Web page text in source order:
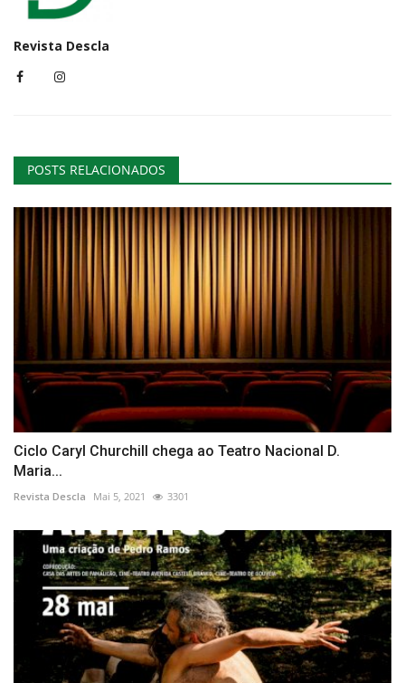
Revista Descla
POSTS RELACIONADOS
Ciclo Caryl Churchill chega ao Teatro Nacional D.
Maria...
Revista Descla Mai 5, 2021 3301